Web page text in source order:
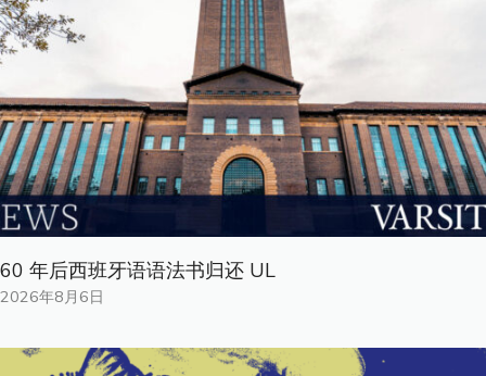
60 年后西班牙语语法书归还 UL
2026年8月6日